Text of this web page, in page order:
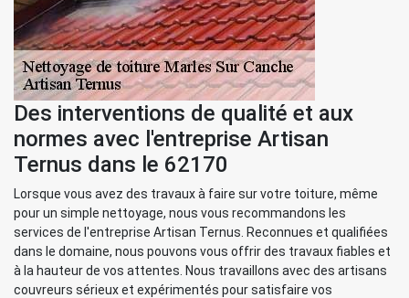
Des interventions de qualité et aux
normes avec l'entreprise Artisan
Ternus dans le 62170
Lorsque vous avez des travaux à faire sur votre toiture, même
pour un simple nettoyage, nous vous recommandons les
services de l'entreprise Artisan Ternus. Reconnues et qualifiées
dans le domaine, nous pouvons vous offrir des travaux fiables et
à la hauteur de vos attentes. Nous travaillons avec des artisans
couvreurs sérieux et expérimentés pour satisfaire vos